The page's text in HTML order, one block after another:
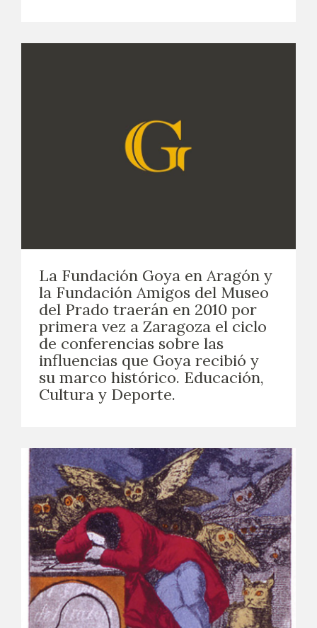
La Fundación Goya en Aragón y
la Fundación Amigos del Museo
del Prado traerán en 2010 por
primera vez a Zaragoza el ciclo
de conferencias sobre las
influencias que Goya recibió y
su marco histórico. Educación,
Cultura y Deporte.